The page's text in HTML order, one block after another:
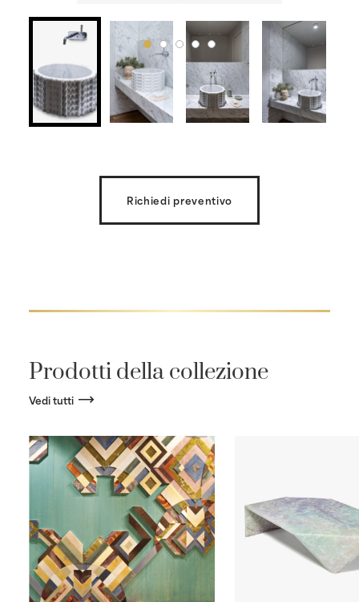
Richiedi preventivo
Prodotti della collezione
Vedi tutti